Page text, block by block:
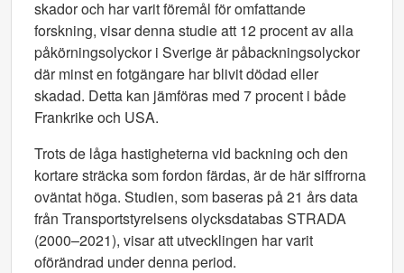
skador och har varit föremål för omfattande
forskning, visar denna studie att 12 procent av alla
påkörningsolyckor i Sverige är påbackningsolyckor
där minst en fotgängare har blivit dödad eller
skadad. Detta kan jämföras med 7 procent i både
Frankrike och USA.
Trots de låga hastigheterna vid backning och den
kortare sträcka som fordon färdas, är de här siffrorna
oväntat höga. Studien, som baseras på 21 års data
från Transportstyrelsens olycksdatabas STRADA
(2000–2021), visar att utvecklingen har varit
oförändrad under denna period.